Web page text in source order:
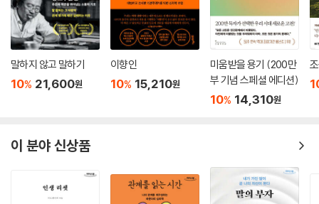
말하지 않고 말하기
10% 21,600원
이향인
10% 15,210원
미움받을 용기 (200만
부 기념 스페셜 에디션)
10% 14,310원
이 분야 신상품